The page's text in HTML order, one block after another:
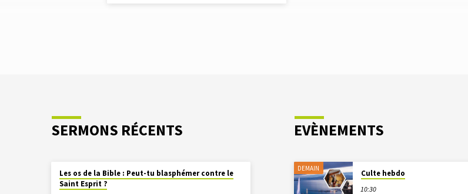
SERMONS RÉCENTS
Les os de la Bible : Peut-tu blasphémer contre le
Saint Esprit ?
EVÈNEMENTS
DEMAIN
Culte hebdo
10:30